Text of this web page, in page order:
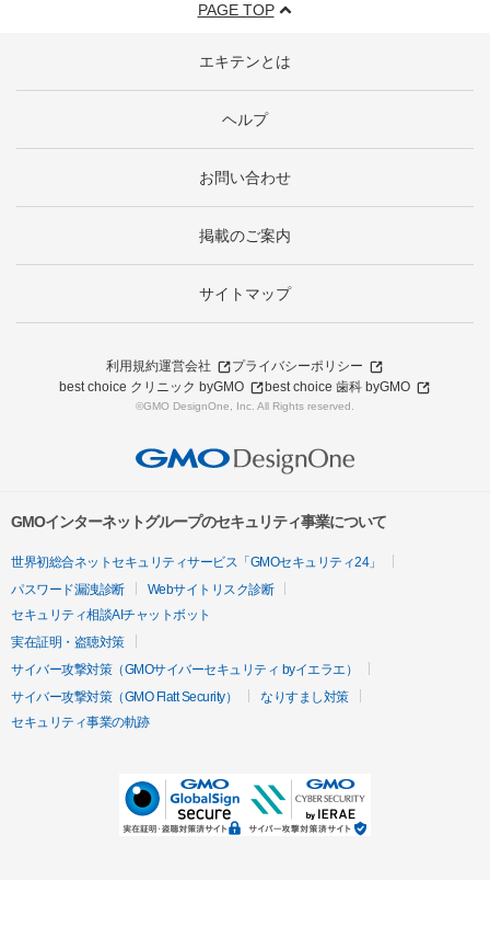
PAGE TOP
エキテンとは
ヘルプ
お問い合わせ
掲載のご案内
サイトマップ
利用規約運営会社
プライバシーポリシー
best choice クリニック byGMO
best choice 歯科 byGMO
©GMO DesignOne, Inc. All Rights reserved.
GMOインターネットグループのセキュリティ事業について
世界初総合ネットセキュリティサービス「GMOセキュリティ24」
パスワード漏洩診断
Webサイトリスク診断
セキュリティ相談AIチャットボット
実在証明・盗聴対策
サイバー攻撃対策（GMOサイバーセキュリティ byイエラエ）
サイバー攻撃対策（GMO Flatt Security）
なりすまし対策
セキュリティ事業の軌跡